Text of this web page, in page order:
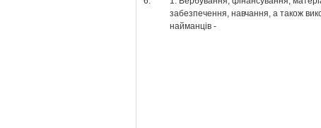
забезпечення, навчання, а також
найманців -